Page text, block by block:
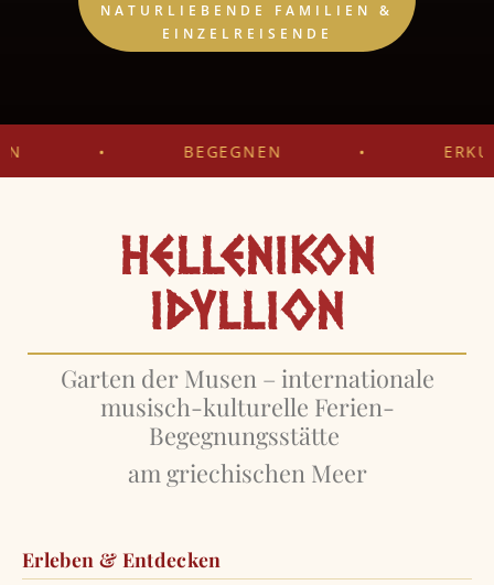
NATURLIEBENDE FAMILIEN &
EINZELREISENDE
• ERKUNDEN •
HELLENIKON
IDYLLION
Garten der Musen – internationale
musisch-kulturelle Ferien-
Begegnungsstätte
am griechischen Meer
Erleben & Entdecken